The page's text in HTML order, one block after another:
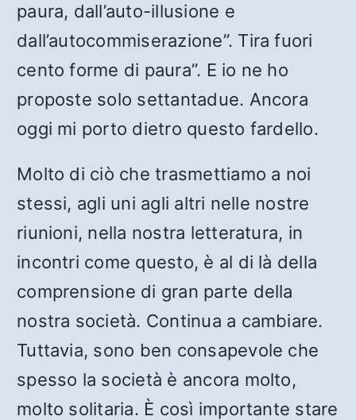
paura, dall’auto-illusione e
dall’autocommiserazione”. Tira fuori
cento forme di paura”. E io ne ho
proposte solo settantadue. Ancora
oggi mi porto dietro questo fardello.
Molto di ciò che trasmettiamo a noi
stessi, agli uni agli altri nelle nostre
riunioni, nella nostra letteratura, in
incontri come questo, è al di là della
comprensione di gran parte della
nostra società. Continua a cambiare.
Tuttavia, sono ben consapevole che
spesso la società è ancora molto,
molto solitaria. È così importante stare